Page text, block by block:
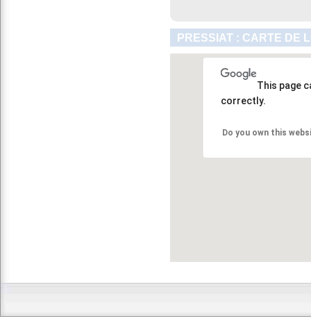
PRESSIAT : CARTE DE
This page
correctly.
Do you own this